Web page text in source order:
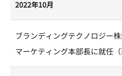
2022年10月
ブランディングテクノロジー
マーケティング本部長に就任（